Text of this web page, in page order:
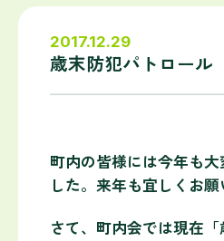
2017.12.29
歳末防犯パトロール
町内の皆様には今年も
した。来年も宜しくお願
さて、町内会では現在